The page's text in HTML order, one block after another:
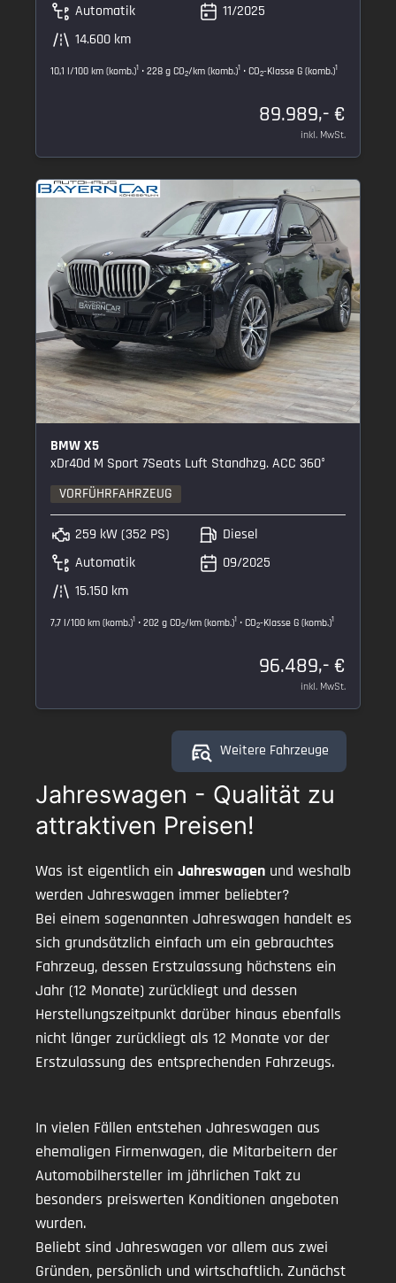
Automatik
14.600 km
11/2025
10,1 l/100 km (komb.)1 • 228 g CO2/km (komb.)1 • CO2-Klasse G (komb.)1
89.989,- €
inkl. MwSt.
BMW X5
xDr40d M Sport 7Seats Luft Standhzg. ACC 360°
VORFÜHRFAHRZEUG
259 kW (352 PS)
Automatik
15.150 km
Diesel
09/2025
7,7 l/100 km (komb.)1 • 202 g CO2/km (komb.)1 • CO2-Klasse G (komb.)1
96.489,- €
inkl. MwSt.
Weitere Fahrzeuge
Jahreswagen - Qualität zu
attraktiven Preisen!
Was ist eigentlich ein Jahreswagen und weshalb
werden Jahreswagen immer beliebter?
Bei einem sogenannten Jahreswagen handelt es
sich grundsätzlich einfach um ein gebrauchtes
Fahrzeug, dessen Erstzulassung höchstens ein
Jahr (12 Monate) zurückliegt und dessen
Herstellungszeitpunkt darüber hinaus ebenfalls
nicht länger zurückliegt als 12 Monate vor der
Erstzulassung des entsprechenden Fahrzeugs.
In vielen Fällen entstehen Jahreswagen aus
ehemaligen Firmenwagen, die Mitarbeitern der
Automobilhersteller im jährlichen Takt zu
besonders preiswerten Konditionen angeboten
wurden.
Beliebt sind Jahreswagen vor allem aus zwei
Gründen, persönlich und wirtschaftlich. Zunächst